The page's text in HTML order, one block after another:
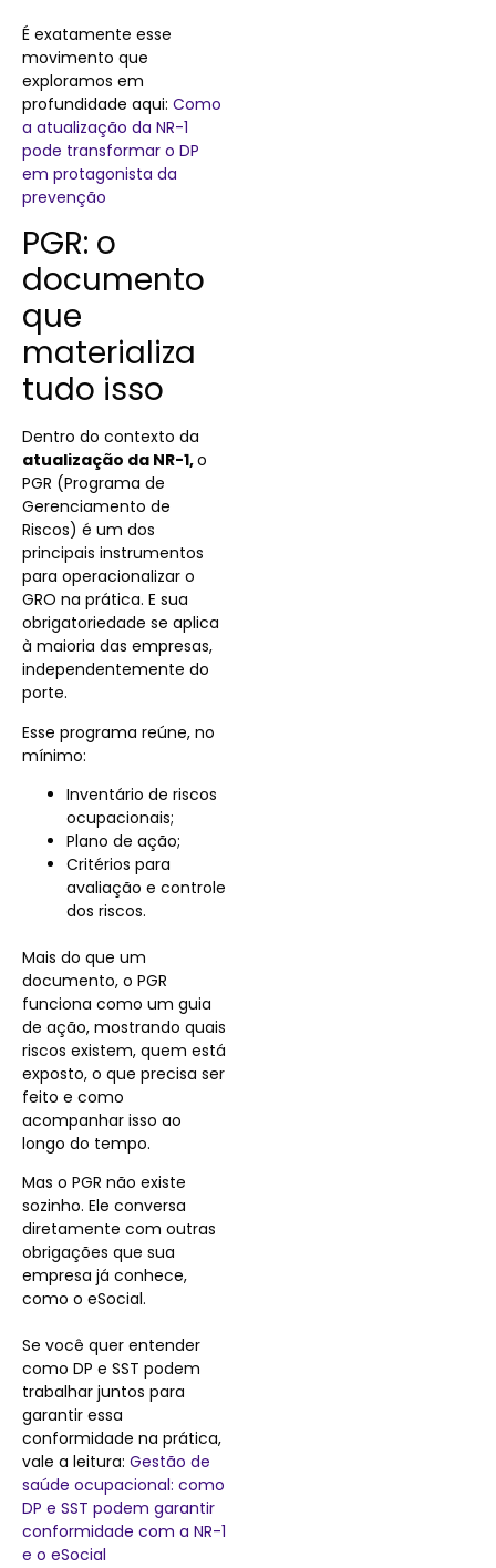
É exatamente esse
movimento que
exploramos em
profundidade aqui: Como
a atualização da NR-1
pode transformar o DP
em protagonista da
prevenção
PGR: o
documento
que
materializa
tudo isso
Dentro do contexto da
atualização da NR-1,o
PGR (Programa de
Gerenciamento de
Riscos) é um dos
principais instrumentos
para operacionalizar o
GRO na prática. E sua
obrigatoriedade se aplica
à maioria das empresas,
independentemente do
porte.
Esse programa reúne, no
mínimo:
Inventário de riscos
ocupacionais;
Plano de ação;
Critérios para
avaliação e controle
dos riscos.
Mais do que um
documento, o PGR
funciona como um guia
de ação, mostrando quais
riscos existem, quem está
exposto, o que precisa ser
feito e como
acompanhar isso ao
longo do tempo.
Mas o PGR não existe
sozinho. Ele conversa
diretamente com outras
obrigações que sua
empresa já conhece,
como o eSocial.
Se você quer entender
como DP e SST podem
trabalhar juntos para
garantir essa
conformidade na prática,
vale a leitura: Gestão de
saúde ocupacional: como
DP e SST podem garantir
conformidade com a NR-1
e o eSocial